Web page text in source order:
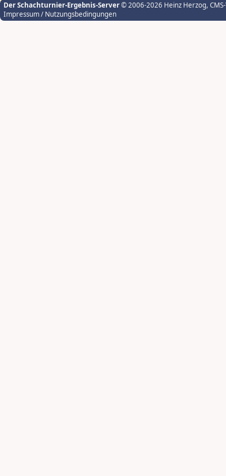
Der Schachturnier-Ergebnis-Server© 2006-2026 Heinz Herzog,
Impressum / Nutzungsbedingungen